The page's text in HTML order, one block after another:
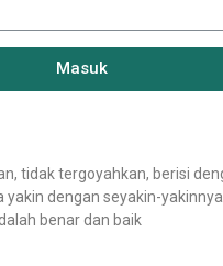
Masuk
tidak tergoyahkan, berisi
yakin dengan seyakin-
benar dan baik